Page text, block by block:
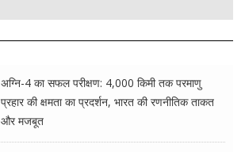
अग्नि-4 का सफल परीक्षण: 4,000 किमी तक परमाणु
प्रहार की क्षमता का प्रदर्शन, भारत की रणनीतिक ताकत
और मजबूत